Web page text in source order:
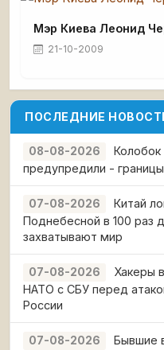
Мэр Киева Леонид
21-10-2009
ПОСЛЕДНИЕ
08-08-2026
предупредили -
07-08-2026
Китай
Поднебесной в 100 раз
захватывают мир
07-08-2026
Хакеры
НАТО с СБУ перед
России
07-08-2026
Бывшие